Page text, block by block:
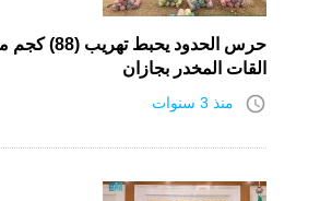
حرس الحدود يحبط
القات المخدر بجازان
access_time منذ 3 سنوات